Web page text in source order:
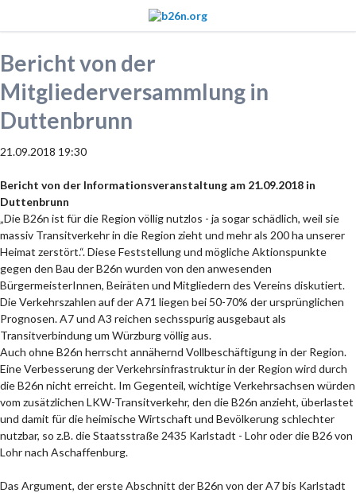
Bericht von der
Mitgliederversammlung in
Duttenbrunn
21.09.2018 19:30
Bericht von der Informationsveranstaltung am 21.09.2018 in
Duttenbrunn
„Die B26n ist für die Region völlig nutzlos - ja sogar schädlich, weil sie
massiv Transitverkehr in die Region zieht und mehr als 200 ha unserer
Heimat zerstört.“. Diese Feststellung und mögliche Aktionspunkte
gegen den Bau der B26n wurden von den anwesenden
BürgermeisterInnen, Beiräten und Mitgliedern des Vereins diskutiert.
Die Verkehrszahlen auf der A71 liegen bei 50-70% der ursprünglichen
Prognosen. A7 und A3 reichen sechsspurig ausgebaut als
Transitverbindung um Würzburg völlig aus.
Auch ohne B26n herrscht annähernd Vollbeschäftigung in der Region.
Eine Verbesserung der Verkehrsinfrastruktur in der Region wird durch
die B26n nicht erreicht. Im Gegenteil, wichtige Verkehrsachsen würden
vom zusätzlichen LKW-Transitverkehr, den die B26n anzieht, überlastet
und damit für die heimische Wirtschaft und Bevölkerung schlechter
nutzbar, so z.B. die Staatsstraße 2435 Karlstadt - Lohr oder die B26 von
Lohr nach Aschaffenburg.
Das Argument, der erste Abschnitt der B26n von der A7 bis Karlstadt